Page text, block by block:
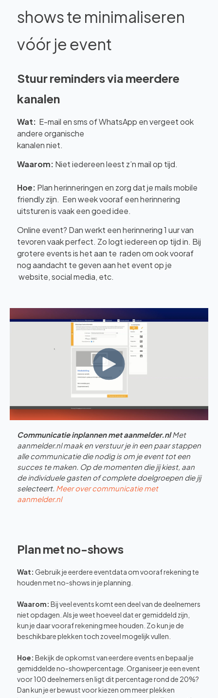
shows te minimaliseren
vóór je event
Stuur reminders via meerdere
kanalen
Wat: E-mail en sms of WhatsApp en vergeet ook
andere organische
kanalen niet.
Waarom: Niet iedereen leest z’n mail op tijd.
Hoe: Plan herinneringen en zorg dat je mails mobile
friendly zijn. Een week vooraf een herinnering
uitsturen is vaak een goed idee.
Online event? Dan werkt een herinnering 1 uur van
tevoren vaak perfect. Zo logt iedereen op tijd in. Bij
grotere events is het aan te raden om ook vooraf
nog aandacht te geven aan het event op je
website, social media, etc.
Communicatie inplannen met aanmelder.nlMet
aanmelder.nl maak en verstuur je in een paar stappen
alle communicatie die nodig is om je event tot een
succes te maken. Op de momenten die jij kiest, aan
de individuele gasten of complete doelgroepen die jij
selecteert. Meer over communicatie met
aanmelder.nl
Plan met no-shows
Wat: Gebruik je eerdere eventdata om vooraf rekening te
houden met no-shows in je planning.
Waarom: Bij veel events komt een deel van de deelnemers
niet opdagen. Als je weet hoeveel dat er gemiddeld zijn,
kun je daar vooraf rekening mee houden. Zo kun je de
beschikbare plekken toch zoveel mogelijk vullen.
Hoe: Bekijk de opkomst van eerdere events en bepaal je
gemiddelde no-showpercentage. Organiseer je een event
voor 100 deelnemers en ligt dit percentage rond de 20%?
Dan kun je er bewust voor kiezen om meer plekken